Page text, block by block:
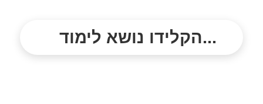
הקלידו נושא לימוד...